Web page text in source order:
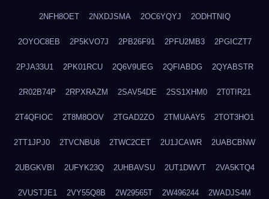
2NFH8OET 2NXDJSMA 2OC6YQYJ 2ODHTNIQ
2OYOC8EB 2P5KVO7J 2PB26F91 2PFU2MB3 2PGICZT7
2PJA33U1 2PK01RCU 2Q6V9UEG 2QFIABDG 2QYABSTR
2R02B74P 2RPXRAZM 2SAV54DE 2SS1XHM0 2T0TIR21
2T4QFIOC 2T8M8OOV 2TGAD2ZO 2TMUAAY5 2TOT3HO1
2TT1JPJ0 2TVCNBU8 2TWC2CET 2U1JCAWR 2UABCBNW
2UBGKVBI 2UFYK23Q 2UHBAVSU 2UT1DWVT 2VA5KTQ4
2VUSTJE1 2VY55Q8B 2W29565T 2W496244 2WADJS4M